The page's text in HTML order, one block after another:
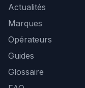
Actualités
Marques
Opérateurs
Guides
Glossaire